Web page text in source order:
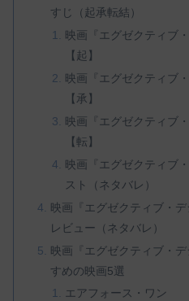
すじ（起承転結）
映画『エグゼクティブ
【起】
映画『エグゼクティブ
【承】
映画『エグゼクティブ
【転】
映画『エグゼクティブ
スト（ネタバレ）
映画『エグゼクティブ・
レビュー（ネタバレ）
映画『エグゼクティブ・
すめの映画5選
エアフォース・ワン